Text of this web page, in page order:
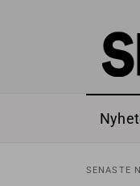
SENASTE